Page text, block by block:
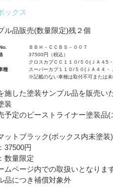
ックス
ル品販売(数量限定)残２個
ＢＢＨ－ＣＣＢＳ－００７
37500円（税込）
種
クロスカブＣＣ１１０/５０(ＪＡ４5
スーパーカブ１１０/５０(ＪＡ４４・
※記載のない車種は取付不可または
施した塗装サンプル品を販売い
装
定のビーストライナー塗装品(
ットブラック(ボックス内未塗装)
37500円
数量限定
ページ内での取扱いとなります
品につき補償対象外